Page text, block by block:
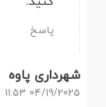
پاسخ
شهرداری پاوه
04/19/2025 11:53